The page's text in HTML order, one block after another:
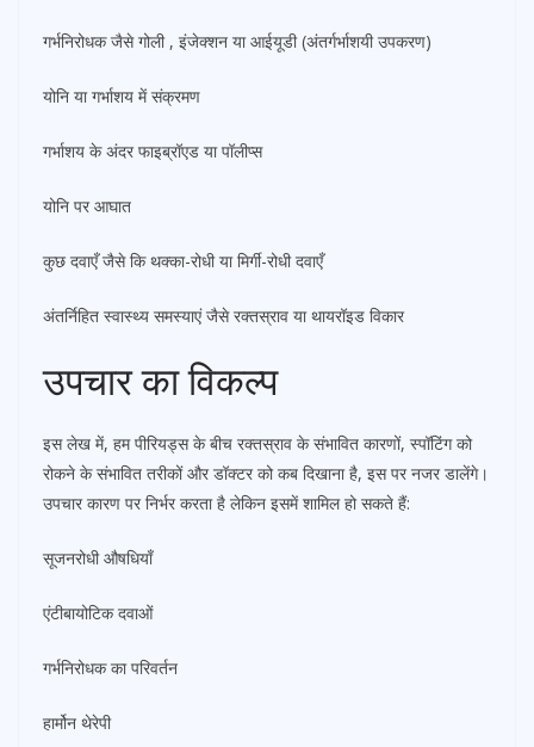
गर्भनिरोधक जैसे गोली , इंजेक्शन या आईयूडी (अंतर्गर्भाशयी उपकरण)
योनि या गर्भाशय में संक्रमण
गर्भाशय के अंदर फाइब्रॉएड या पॉलीप्स
योनि पर आघात
कुछ दवाएँ जैसे कि थक्का-रोधी या मिर्गी-रोधी दवाएँ
अंतर्निहित स्वास्थ्य समस्याएं जैसे रक्तस्राव या थायरॉइड विकार
उपचार का विकल्प
इस लेख में, हम पीरियड्स के बीच रक्तस्राव के संभावित कारणों, स्पॉटिंग को
रोकने के संभावित तरीकों और डॉक्टर को कब दिखाना है, इस पर नजर डालेंगे।
उपचार कारण पर निर्भर करता है लेकिन इसमें शामिल हो सकते हैं:
सूजनरोधी औषधियाँ
एंटीबायोटिक दवाओं
गर्भनिरोधक का परिवर्तन
हार्मोन थेरेपी